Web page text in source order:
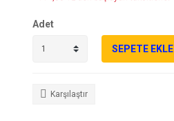
Adet
SEPETE EKLE
Karşılaştır